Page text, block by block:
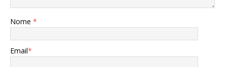
Nome *
Email*